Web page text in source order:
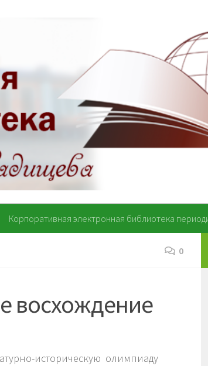
Корпоративная электронная библиотека
0
восхождение
историческую олимпиаду